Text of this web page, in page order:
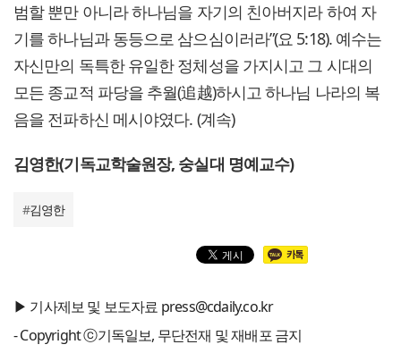
범할 뿐만 아니라 하나님을 자기의 친아버지라 하여 자
기를 하나님과 동등으로 삼으심이러라”(요 5:18). 예수는
자신만의 독특한 유일한 정체성을 가지시고 그 시대의
모든 종교적 파당을 추월(追越)하시고 하나님 나라의 복
음을 전파하신 메시야였다. (계속)
김영한(기독교학술원장, 숭실대 명예교수)
#김영한
▶ 기사제보 및 보도자료 press@cdaily.co.kr
- Copyright ⓒ기독일보, 무단전재 및 재배포 금지